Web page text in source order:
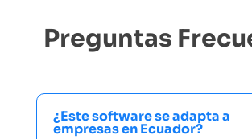
Preguntas
¿Este software se adapta a
empresas en Ecuador?